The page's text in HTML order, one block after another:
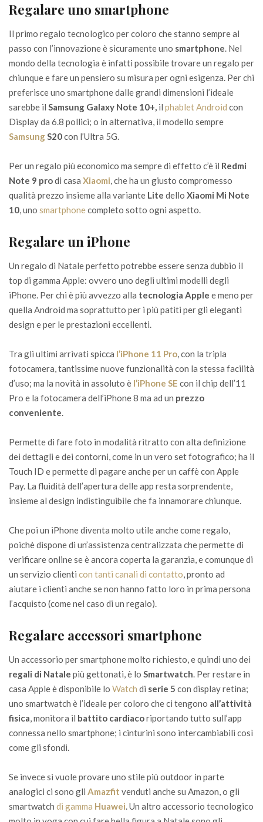
Regalare uno smartphone
Il primo regalo tecnologico per coloro che stanno sempre al
passo con l’innovazione è sicuramente uno smartphone. Nel
mondo della tecnologia è infatti possibile trovare un regalo per
chiunque e fare un pensiero su misura per ogni esigenza. Per chi
preferisce uno smartphone dalle grandi dimensioni l’ideale
sarebbe il Samsung Galaxy Note 10+, il phablet Android con
Display da 6.8 pollici; o in alternativa, il modello sempre
SamsungS20con l’Ultra 5G.
Per un regalo più economico ma sempre di effetto c’è il Redmi
Note 9 prodi casa Xiaomi, che ha un giusto compromesso
qualità prezzo insieme alla variante Lite dello Xiaomi Mi Note
10, uno smartphonecompleto sotto ogni aspetto.
Regalare un iPhone
Un regalo di Natale perfetto potrebbe essere senza dubbio il
top di gamma Apple: ovvero uno degli ultimi modelli degli
iPhone. Per chi è più avvezzo alla tecnologia Apple e meno per
quella Android ma soprattutto per i più patiti per gli eleganti
design e per le prestazioni eccellenti.
Tra gli ultimi arrivati spicca l’iPhone 11 Pro, con la tripla
fotocamera, tantissime nuove funzionalità con la stessa facilità
d’uso; ma la novità in assoluto è l’iPhone SE con il chip dell’11
Pro e la fotocamera dell’iPhone 8 ma ad un prezzo
conveniente.
Permette di fare foto in modalità ritratto con alta definizione
dei dettagli e dei contorni, come in un vero set fotografico; ha il
Touch ID e permette di pagare anche per un caffè con Apple
Pay. La fluidità dell’apertura delle app resta sorprendente,
insieme al design indistinguibile che fa innamorare chiunque.
Che poi un iPhone diventa molto utile anche come regalo,
poichè dispone di un’assistenza centralizzata che permette di
verificare online se è ancora coperta la garanzia, e comunque di
un servizio clienti con tanti canali di contatto, pronto ad
aiutare i clienti anche se non hanno fatto loro in prima persona
l’acquisto (come nel caso di un regalo).
Regalare accessori smartphone
Un accessorio per smartphone molto richiesto, e quindi uno dei
regali di Natale più gettonati, è lo Smartwatch. Per restare in
casa Apple è disponibile lo Watch di serie 5 con display retina;
uno smartwatch è l’ideale per coloro che ci tengono all’attività
fisica, monitora il battito cardiacoriportando tutto sull’app
connessa nello smartphone; i cinturini sono intercambiabili così
come gli sfondi.
Se invece si vuole provare uno stile più outdoor in parte
analogici ci sono gli Amazfit venduti anche su Amazon, o gli
smartwatch di gamma Huawei. Un altro accessorio tecnologico